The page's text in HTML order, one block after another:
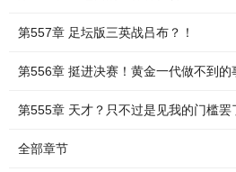
第557章 足坛版三英战吕布？！
第556章 挺进决赛！黄金一代做不到的
第555章 天才？只不过是见我的门槛罢
全部章节